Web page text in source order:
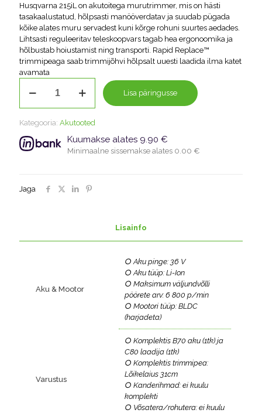
Husqvarna 215iL on akutoitega murutrimmer, mis on hästi
tasakaalustatud, hõlpsasti manööverdatav ja suudab pügada
kõike alates muru servadest kuni kõrge rohuni suurtes aedades.
Lihtsasti reguleeritav teleskoopvars tagab hea ergonoomika ja
hõlbustab hoiustamist ning transporti. Rapid Replace™
trimmipeaga saab trimmijõhvi hõlpsalt uuesti laadida ilma katet
avamata
Husqvarna
ja
laadijaga
kogus
Lisa päringusse
Kategooria: Akutooted
Kuumakse alates 9.90 €
Minimaalne sissemakse alates 0.00 €
Jaga
Lisainfo
Aku & Mootor
○ Aku pinge: 36 V
○ Aku tüüp: Li-Ion
○ Maksimum väljundvõlli
pöörete arv: 6 800 p/min
○ Mootori tüüp: BLDC
(harjadeta)
Varustus
○ Komplektis B70 aku (1tk) ja
C80 laadija (1tk)
○ Komplektis trimmipea:
Lõikelaius 31cm
○ Kanderihmad: ei kuulu
komplekti
○ Võsatera/rohutera: ei kuulu